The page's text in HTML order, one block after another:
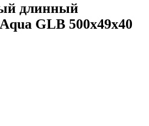
длинный
GLB 500х49х40